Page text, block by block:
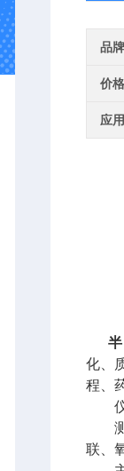
品牌
价
应
化、
程、
仪
测
联、